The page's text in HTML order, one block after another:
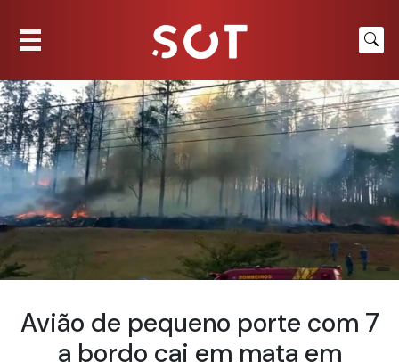
Avião de pequeno porte com 7
a bordo cai em mata em